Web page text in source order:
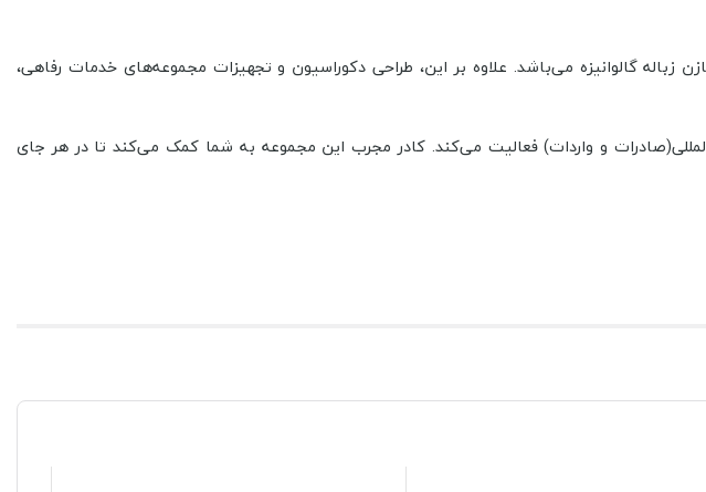
گالوانیزه می‌باشد. علاوه بر این، طراحی دکوراسیون و تجهیزات مجموعه‌های خدمات رفاهی،
و واردات) فعالیت می‌کند. کادر مجرب این مجموعه به شما کمک می‌کند تا در هر جای